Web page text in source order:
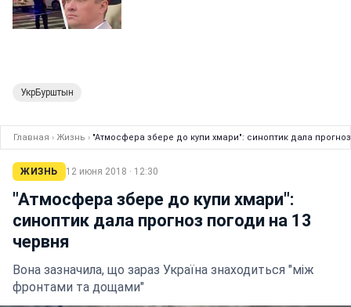
УкрБурштын
Главная › Жизнь › "Атмосфера збере до купи хмари": синоптик дала
ЖИЗНЬ 12 июня 2018 · 12:30
"Атмосфера збере до купи хмари":
синоптик дала прогноз погоди на 13
червня
Вона зазначила, що зараз Україна знаходиться "між
фронтами та дощами"